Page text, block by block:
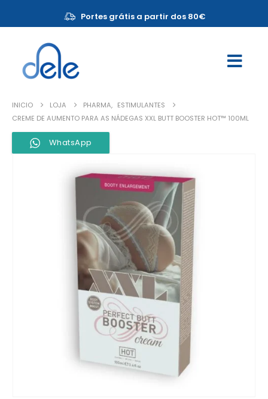
Portes grátis a partir dos 80€
INICIO LOJA PHARMA, ESTIMULANTES
CREME DE AUMENTO PARA AS NÁDEGAS XXL BUTT BOOSTER HOT™ 100ML
WhatsApp